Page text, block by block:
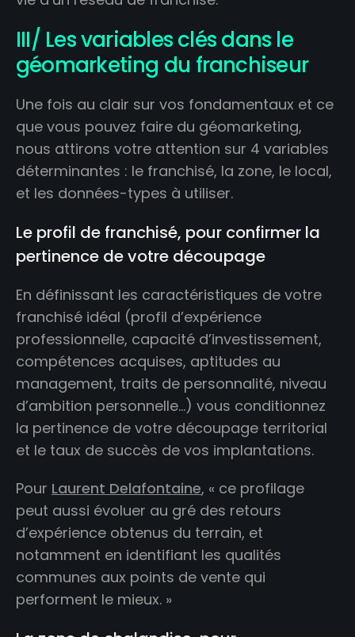
III/ Les variables clés dans le
géomarketing du franchiseur
Une fois au clair sur vos fondamentaux et ce
que vous pouvez faire du géomarketing,
nous attirons votre attention sur 4 variables
déterminantes : le franchisé, la zone, le local,
et les données-types à utiliser.
Le profil de franchisé, pour confirmer la
pertinence de votre découpage
En définissant les caractéristiques de votre
franchisé idéal (profil d’expérience
professionnelle, capacité d’investissement,
compétences acquises, aptitudes au
management, traits de personnalité, niveau
d’ambition personnelle…) vous conditionnez
la pertinence de votre découpage territorial
et le taux de succès de vos implantations.
Pour Laurent Delafontaine, « ce profilage
peut aussi évoluer au gré des retours
d’expérience obtenus du terrain, et
notamment en identifiant les qualités
communes aux points de vente qui
performent le mieux. »